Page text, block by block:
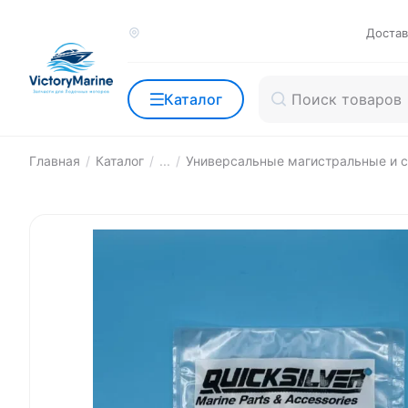
Каталог
Главная / Каталог / ... / Универсальные магистральные и